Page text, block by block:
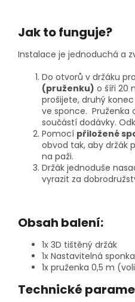
Jak to funguje?
Instalace je jednoduchá a
Do otvorů v držáku
(pruženku) o šíři 20
prošijete, druhý
ve sponce. Pruženka
součástí dodávky.
Pomocí přiložené
obvod tak, aby držák
na paži.
Držák jednoduše
vyrazit za
Obsah balení:
1x 3D tištěný držák
1x Nastavitelná
1x pruženka 0,5 m
Technické